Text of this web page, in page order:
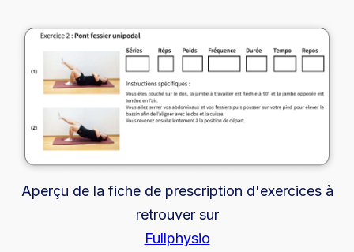
Aperçu de la fiche de prescription d'exercices à
retrouver sur
Fullphysio